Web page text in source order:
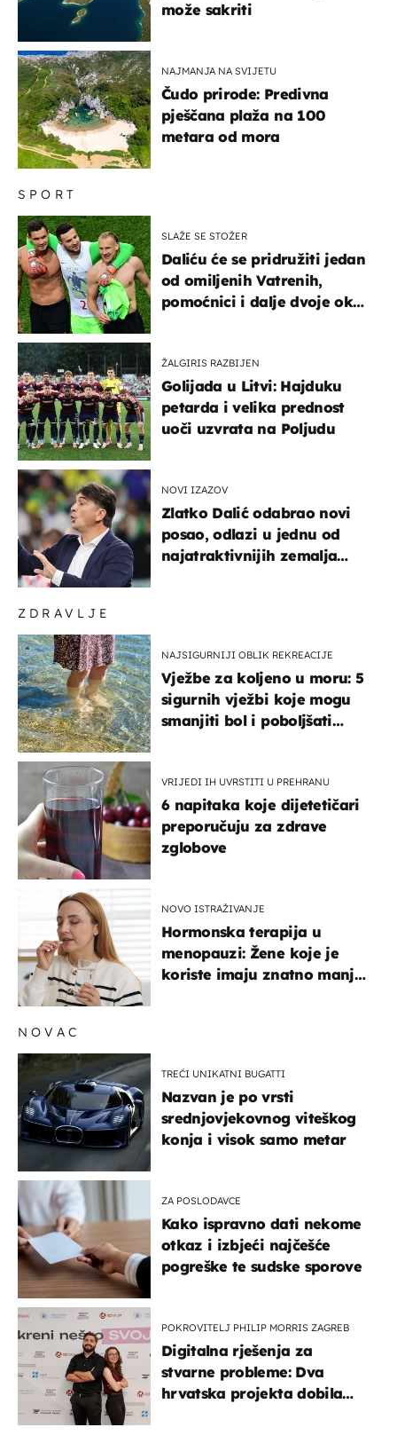
ZDRAVLJE
NAJSIGURNIJI OBLIK REKREACIJE
Vježbe za koljeno u moru: 5
sigurnih vježbi koje mogu
smanjiti bol i poboljšati
VRIJEDI IH UVRSTITI U PREHRANU
6 napitaka koje dijetetičari
preporučuju za zdrave
zglobove
NOVO ISTRAŽIVANJE
Hormonska terapija u
menopauzi: Žene koje je
koriste imaju znatno manji
SPORT
SLAŽE SE STOŽER
Daliću će se pridružiti jedan
od omiljenih Vatrenih,
pomoćnici i dalje dvoje oko
ŽALGIRIS RAZBIJEN
Golijada u Litvi: Hajduku
petarda i velika prednost
uoči uzvrata na Poljudu
NOVI IZAZOV
Zlatko Dalić odabrao novi
posao, odlazi u jednu od
najatraktivnijih zemalja
može sakriti
NAJMANJA NA SVIJETU
Čudo prirode: Predivna
pješčana plaža na 100
metara od mora
NOVAC
TREĆI UNIKATNI BUGATTI
Nazvan je po vrsti
srednjovjekovnog viteškog
konja i visok samo metar
ZA POSLODAVCE
Kako ispravno dati nekome
otkaz i izbjeći najčešće
pogreške te sudske sporove
POKROVITELJ PHILIP MORRIS ZAGREB
Digitalna rješenja za
stvarne probleme: Dva
hrvatska projekta dobila